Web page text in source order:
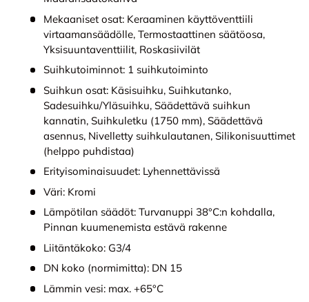
Mekaaniset osat: Keraaminen käyttöventtiili
virtaamansäädölle, Termostaattinen säätöosa,
Yksisuuntaventtiilit, Roskasiivilät
Suihkutoiminnot: 1 suihkutoiminto
Suihkun osat: Käsisuihku, Suihkutanko,
Sadesuihku/Yläsuihku, Säädettävä suihkun
kannatin, Suihkuletku (1750 mm), Säädettävä
asennus, Nivelletty suihkulautanen, Silikonisuuttimet
(helppo puhdistaa)
Erityisominaisuudet: Lyhennettävissä
Väri: Kromi
Lämpötilan säädöt: Turvanuppi 38°C:n kohdalla,
Pinnan kuumenemista estävä rakenne
Liitäntäkoko: G3/4
DN koko (normimitta): DN 15
Lämmin vesi: max. +65°C